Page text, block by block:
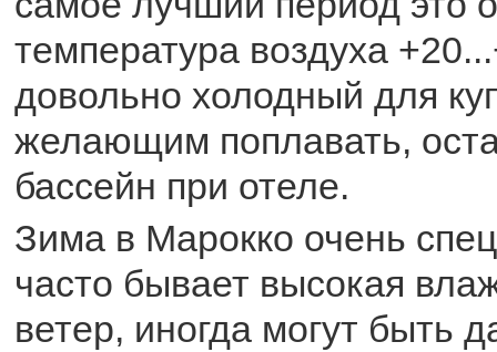
температура воздуха
довольно холодный для
желающим поплавать,
бассейн при отеле.
Зима в Марокко очень
часто бывает высокая
ветер, иногда могут быть